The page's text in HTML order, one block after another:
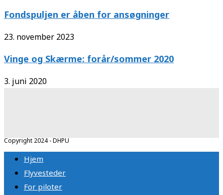
Fondspuljen er åben for ansøgninger
23. november 2023
Vinge og Skærme: forår/sommer 2020
3. juni 2020
Copyright 2024 - DHPU
Hjem
Flyvesteder
For piloter